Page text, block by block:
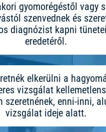
gyomorégéstől vagy
szenvednek és
diagnózist kapni
eredetéről.
elkerülni a
vizsgálat
szeretnének, enni-inni,
vizsgálat ideje alatt.